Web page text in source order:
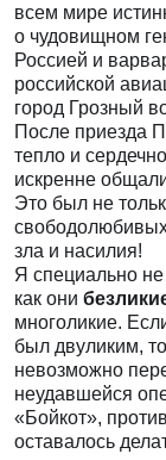
всем мире
о чудовищном
Россией и
российской
город Грозный
После приезда
тепло и
искренне
Это был не
зла и насилия!
Я специально
как они
многоликие.
был двуликим,
невозможно
неудавшейся
«Бойкот»,
оставалось